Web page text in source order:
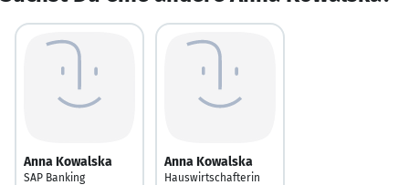
Anna Kowalska
SAP Banking
Anna Kowalska
Hauswirtschafterin